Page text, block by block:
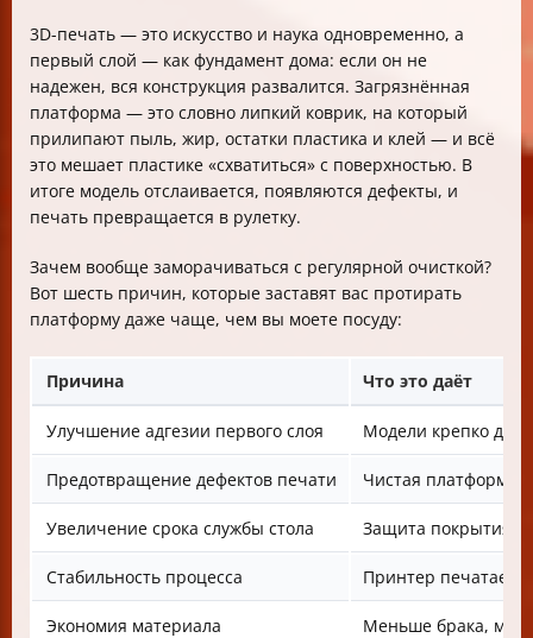
3D-печать — это искусство и наука одновременно, а
первый слой — как фундамент дома: если он не
надежен, вся конструкция развалится. Загрязнённая
платформа — это словно липкий коврик, на который
прилипают пыль, жир, остатки пластика и клей — и всё
это мешает пластике «схватиться» с поверхностью. В
итоге модель отслаивается, появляются дефекты, и
печать превращается в рулетку.
Зачем вообще заморачиваться с регулярной очисткой?
Вот шесть причин, которые заставят вас протирать
платформу даже чаще, чем вы моете посуду:
Причина Что это даёт
Улучшение адгезии первого слоя Модели крепко
Предотвращение дефектов печати Чистая платформа
Увеличение срока службы стола Защита покрытия
Стабильность процесса Принтер печатает
Экономия материала Меньше брака,